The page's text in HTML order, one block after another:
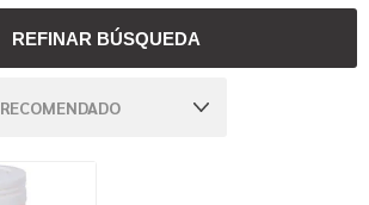
REFINAR BÚSQUEDA